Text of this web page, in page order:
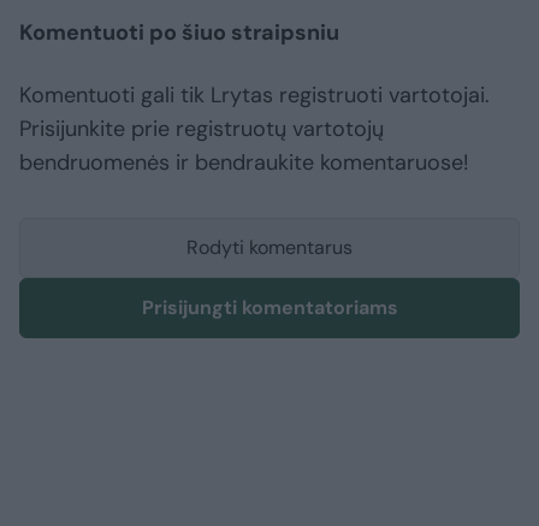
Komentuoti po šiuo straipsniu
Komentuoti gali tik Lrytas registruoti vartotojai.
Prisijunkite prie registruotų vartotojų
bendruomenės ir bendraukite komentaruose!
Rodyti komentarus
Prisijungti komentatoriams